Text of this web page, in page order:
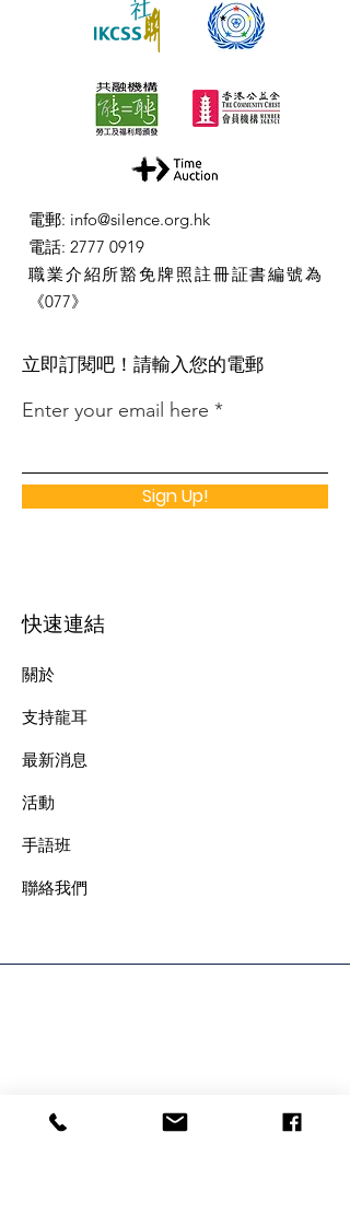
電郵: info@silence.org.hk
電話: 2777 0919
職業介紹所豁免牌照註冊証書編號為
《077》
​立即訂閱吧！請輸入您的電郵
Enter your email here
Sign Up!
快速連結
關於
支持龍耳
最新消息
​活動
手語班
​聯絡我們